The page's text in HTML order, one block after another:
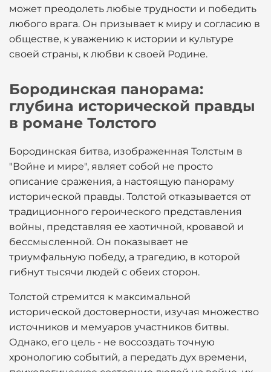
может преодолеть любые трудности и победить
любого врага. Он призывает к миру и согласию в
обществе, к уважению к истории и культуре
своей страны, к любви к своей Родине.
Бородинская панорама:
глубина исторической правды
в романе Толстого
Бородинская битва, изображенная Толстым в
"Войне и мире", являет собой не просто
описание сражения, а настоящую панораму
исторической правды. Толстой отказывается от
традиционного героического представления
войны, представляя ее хаотичной, кровавой и
бессмысленной. Он показывает не
триумфальную победу, а трагедию, в которой
гибнут тысячи людей с обеих сторон.
Толстой стремится к максимальной
исторической достоверности, изучая множество
источников и мемуаров участников битвы.
Однако, его цель - не воссоздать точную
хронологию событий, а передать дух времени,